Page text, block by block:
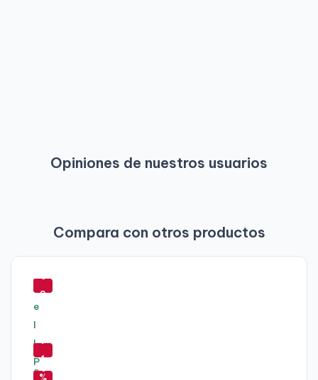
Opiniones de nuestros usuarios
Compara con otros productos
1
%
-
8